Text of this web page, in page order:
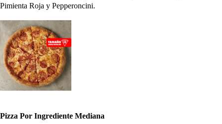
Pimienta Roja y Pepperoncini.
Pizza Por Ingrediente Mediana